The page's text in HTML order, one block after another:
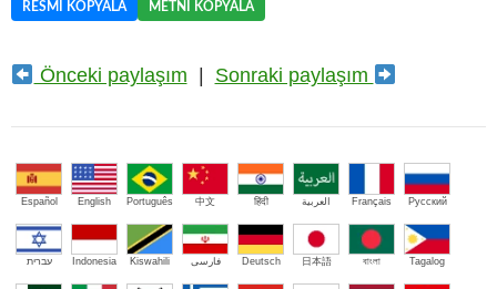
RESMI KOPYALA METNI KOPYALA
Önceki paylaşım Sonraki paylaşım
Español English Português 中文 हिंदी العربية Français Русский
עברית Indonesia Kiswahili فارسی Deutsch 日本語 বাংলা Tagalog